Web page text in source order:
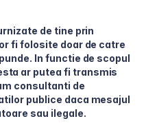
de tine prin
fi folosite doar de catre
In functie de scopul
ar putea fi transmis
consultanti de
publice daca mesajul
sau ilegale.